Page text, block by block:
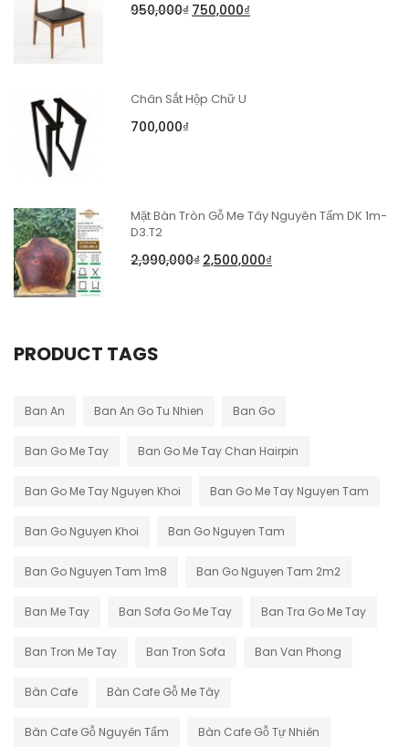
950,000₫ 750,000₫
Chân Sắt Hộp Chữ U
700,000₫
Mặt Bàn Tròn Gỗ Me Tây Nguyên Tấm DK 1m-
D3.T2
2,990,000₫ 2,500,000₫
PRODUCT TAGS
Ban An Ban An Go Tu Nhien Ban Go
Ban Go Me Tay Ban Go Me Tay Chan Hairpin
Ban Go Me Tay Nguyen Khoi Ban Go Me Tay Nguyen Tam
Ban Go Nguyen Khoi Ban Go Nguyen Tam
Ban Go Nguyen Tam 1m8 Ban Go Nguyen Tam 2m2
Ban Me Tay Ban Sofa Go Me Tay Ban Tra Go Me Tay
Ban Tron Me Tay Ban Tron Sofa Ban Van Phong
Bàn Cafe Bàn Cafe Gỗ Me Tây
Bàn Cafe Gỗ Nguyên Tấm Bàn Cafe Gỗ Tự Nhiên